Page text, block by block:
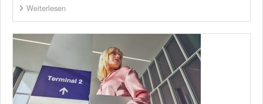
Weiterlesen